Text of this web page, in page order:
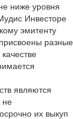
ниже уровня
Инвесторе
эмитенту
разные
являются
не
их выкуп